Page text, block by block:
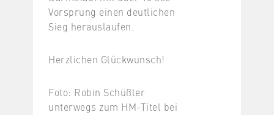
Vorsprung einen deutlichen
Sieg herauslaufen.
Herzlichen Glückwunsch!
Foto: Robin Schüßler
unterwegs zum HM-Titel bei